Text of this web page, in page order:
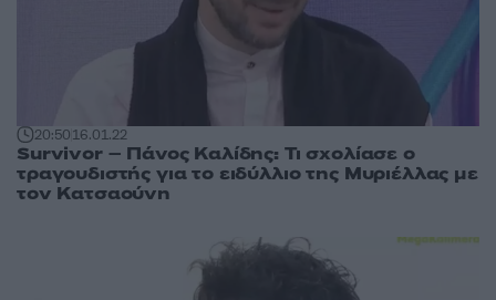
20:5016.01.22
Survivor – Πάνος Καλίδης: Τι σχολίασε ο
τραγουδιστής για το ειδύλλιο της Μυριέλλας με
τον Κατσαούνη